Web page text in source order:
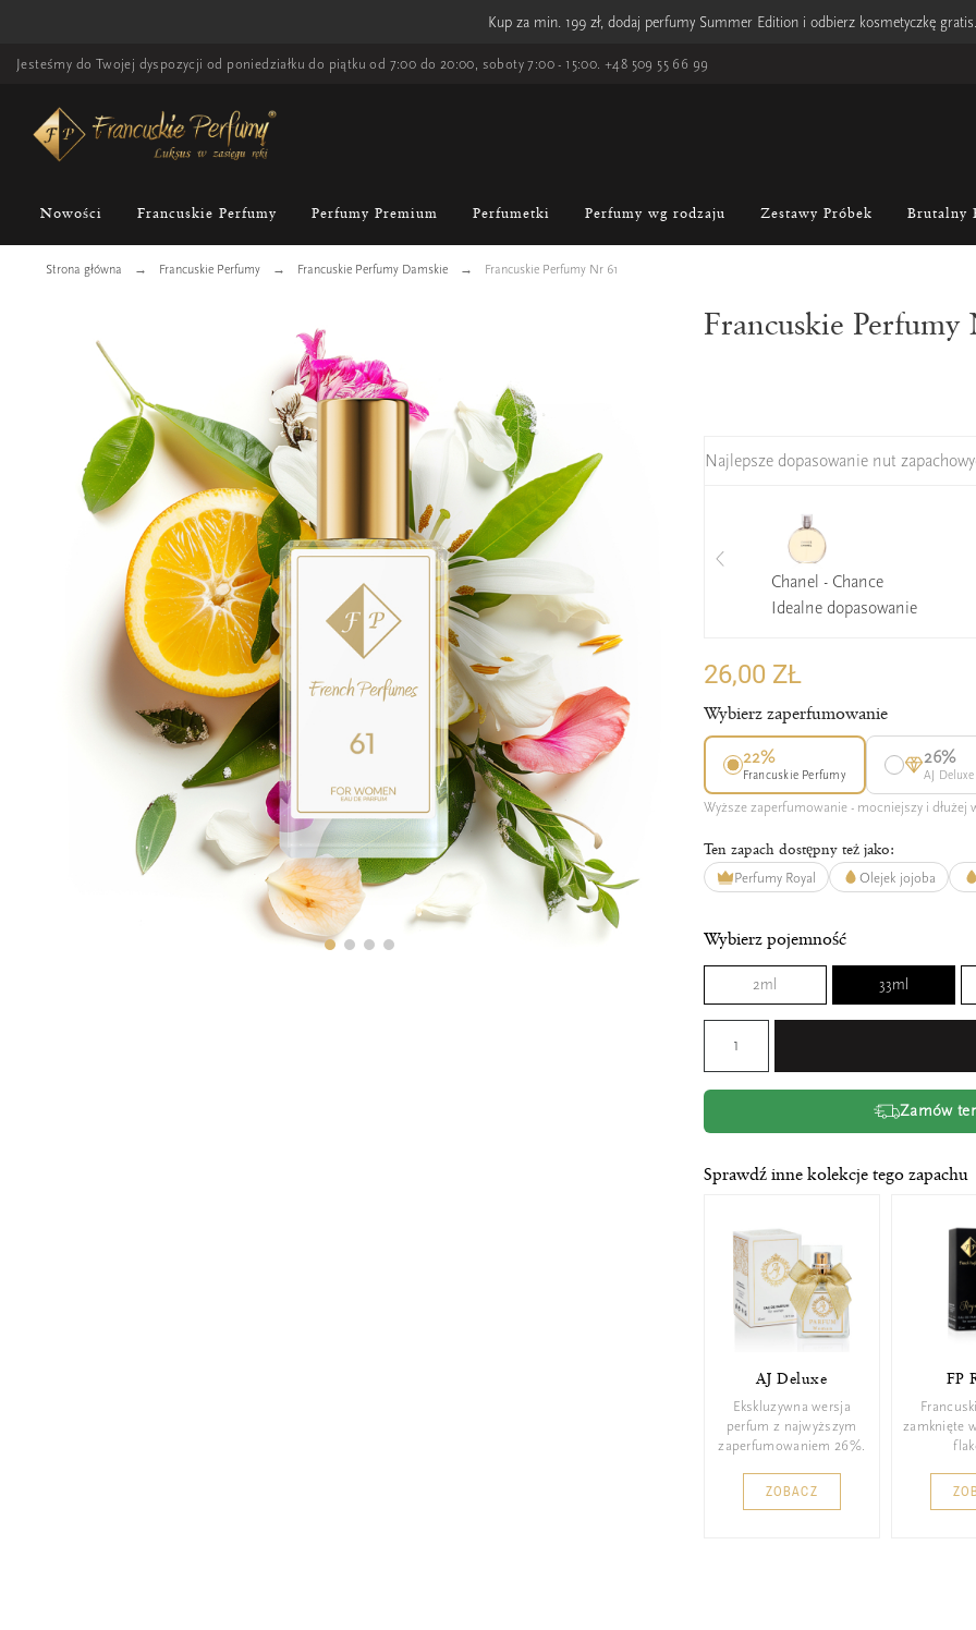
Kup za min. 199 zł, dodaj perfumy Summer Edition i odbierz kosmetyczkę gratis.
Jesteśmy do Twojej dyspozycji od poniedziałku do piątku od 7:00 do 20:00, soboty 7:00 - 15:00. +48 509 55 66 99
Nowości Francuskie Perfumy Perfumy Premium Perfumetki Perfumy wg rodzaju Zestawy Próbek Brutalny
Strona główna Francuskie Perfumy Francuskie Perfumy Damskie Francuskie Perfumy Nr 61
Francuskie Perfumy
Najlepsze dopasowanie nut
Chanel - Chance
Idealne dopasowanie
26,00 ZŁ
Wybierz zaperfumowanie
22%
Francuskie Perfumy
26%
AJ Deluxe
Wyższe zaperfumowanie - mocniejszy i dłużej
Ten zapach dostępny też jako:
Perfumy Royal Olejek jojoba
Wybierz pojemność
2ml 33ml
Zamów
Sprawdź inne kolekcje tego zapachu
AJ Deluxe
Ekskluzywna wersja
perfum z najwyższym
zaperfumowaniem 26%.
ZOBACZ
FP
zamknięte